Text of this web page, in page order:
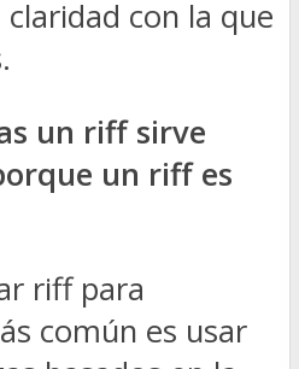
con la que
un riff sirve
un riff es
riff para
común es usar